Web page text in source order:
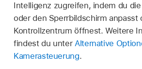
Intelligenz zugreifen, indem du
oder den Sperrbildschirm anpasst
Kontrollzentrum öffnest. Weitere
findest du unter Alternative
Kamerasteuerung.